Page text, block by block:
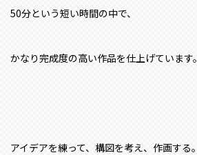
50分という短い時間の中で、
かなり完成度の高い作品を仕上げています。
アイデアを練って、構図を考え、作画する。